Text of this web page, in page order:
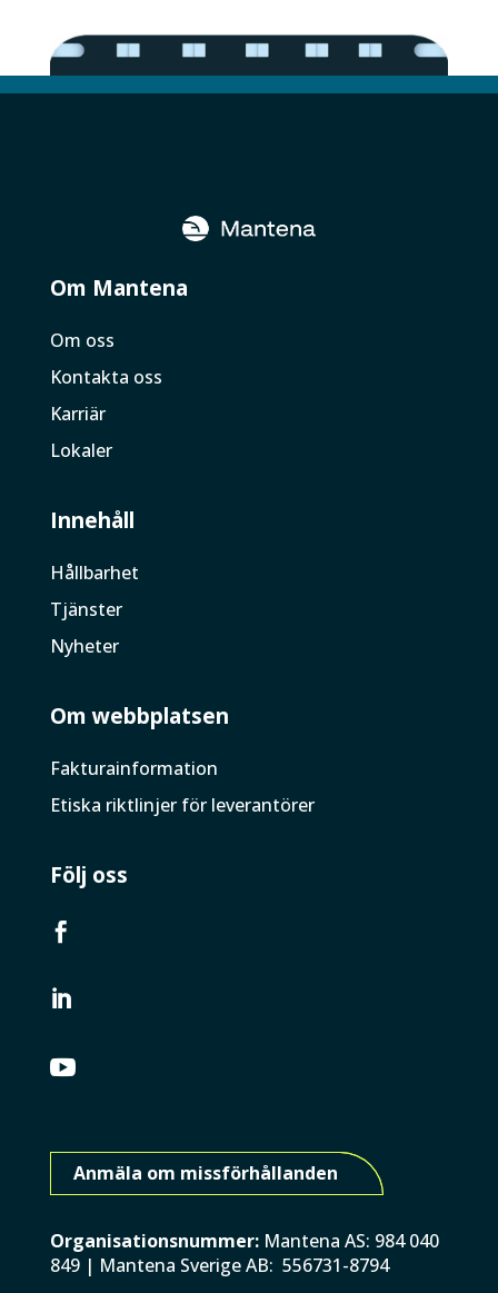
Om Mantena
Om oss
Kontakta oss
Karriär
Lokaler
Innehåll
Hållbarhet
Tjänster
Nyheter
Om webbplatsen
Faktura­information
Etiska riktlinjer för leverantörer
Följ oss



Anmäla om missförhållanden
Organisationsnummer: Mantena AS: 984 040
849 | Mantena Sverige AB: 556731-8794